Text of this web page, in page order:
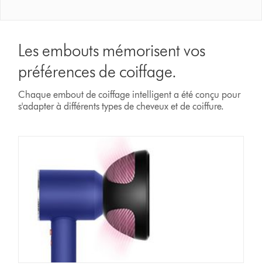
Les embouts mémorisent vos
préférences de coiffage.
Chaque embout de coiffage intelligent a été conçu pour
s'adapter à différents types de cheveux et de coiffure.